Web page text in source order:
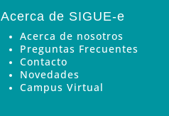
Acerca de SIGUE-e
Acerca de nosotros
Preguntas Frecuentes
Contacto
Novedades
Campus Virtual